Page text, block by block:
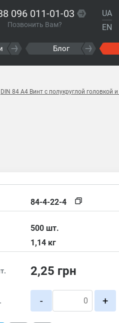
096 011-01-03
Позвонить Вам?
UA
EN
Блог
DIN 84 A4 Винт с полукруглой
84-4-22-4
500шт.
1,14 кг
2,25 грн
- +